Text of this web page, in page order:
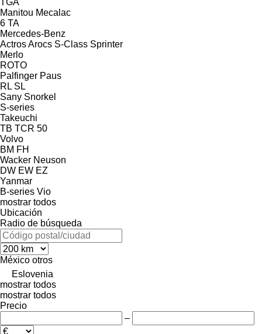
Manitou Mecalac
6 TA
Mercedes-Benz
ActrosArocs S-Class Sprinter
Merlo
ROTO
Palfinger Paus
RL SL
Sany Snorkel
S-series
Takeuchi
TB TCR 50
Volvo
BM FH
Wacker Neuson
DW EW EZ
Yanmar
B-series Vio
mostrar todos
Ubicación
Radio de búsqueda
México otros
Eslovenia
mostrar todos
mostrar todos
Precio
–